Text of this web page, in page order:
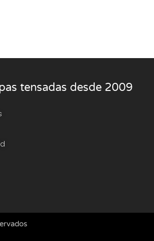
tensadas desde 2009